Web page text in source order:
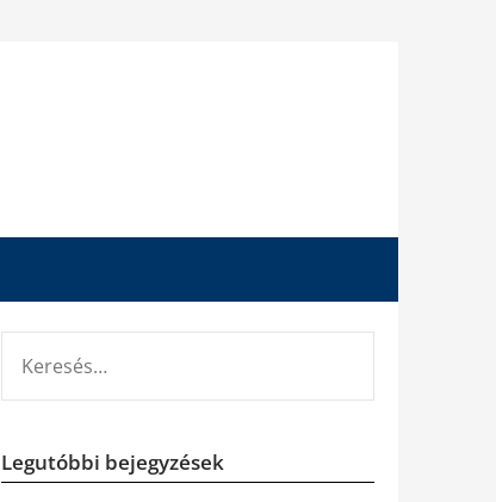
Legutóbbi bejegyzések